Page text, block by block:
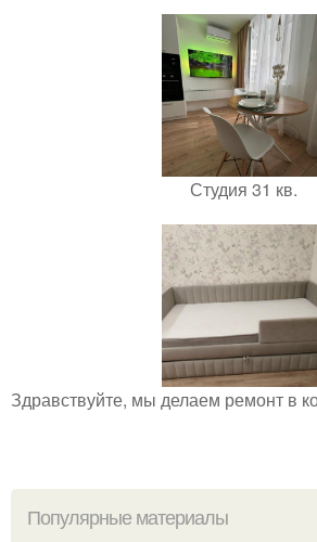
Студия 31 кв.
Здравствуйте, мы делаем ремонт в
Популярные материалы